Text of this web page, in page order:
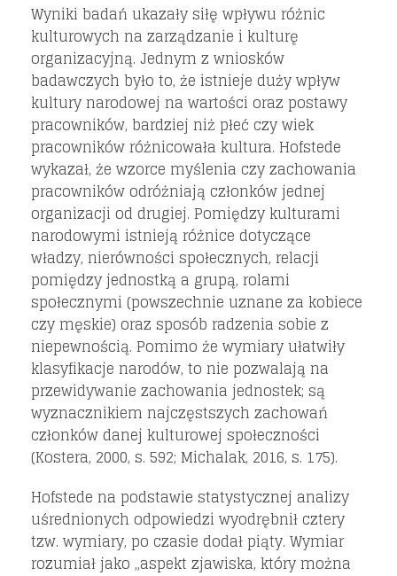
Wyniki badań ukazały siłę wpływu różnic
kulturowych na zarządzanie i kulturę
organizacyjną. Jednym z wniosków
badawczych było to, że istnieje duży wpływ
kultury narodowej na wartości oraz postawy
pracowników, bardziej niż płeć czy wiek
pracowników różnicowała kultura. Hofstede
wykazał, że wzorce myślenia czy zachowania
pracowników odróżniają członków jednej
organizacji od drugiej. Pomiędzy kulturami
narodowymi istnieją różnice dotyczące
władzy, nierówności społecznych, relacji
pomiędzy jednostką a grupą, rolami
społecznymi (powszechnie uznane za kobiece
czy męskie) oraz sposób radzenia sobie z
niepewnością. Pomimo że wymiary ułatwiły
klasyfikacje narodów, to nie pozwalają na
przewidywanie zachowania jednostek; są
wyznacznikiem najczęstszych zachowań
członków danej kulturowej społeczności
(Kostera, 2000, s. 592; Michalak, 2016, s. 175).
Hofstede na podstawie statystycznej analizy
uśrednionych odpowiedzi wyodrębnił cztery
tzw. wymiary, po czasie dodał piąty. Wymiar
rozumiał jako „aspekt zjawiska, który można